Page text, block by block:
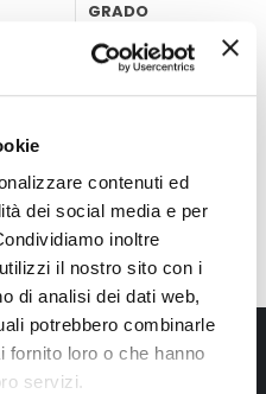
contenuti ed
dei social media e per
inoltre
il nostro sito con i
di analisi dei dati web,
potrebbero combinarle
fornito loro o che hanno
servizi.
GRADO
69,30 €
Speedup